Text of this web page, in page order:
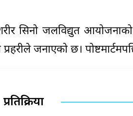
सिनो जलविद्युत
जनाएको छ।
प्रतिक्रिया